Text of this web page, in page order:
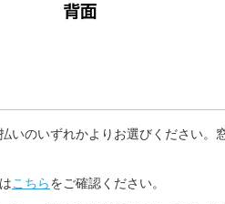
いのいずれかよりお選びください。
こちらをご確認ください。